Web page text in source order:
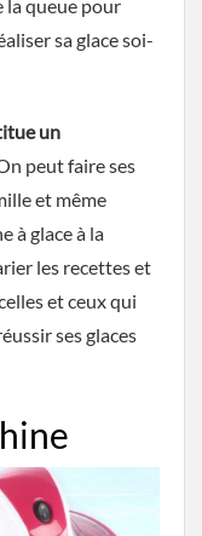
la queue pour
sa glace soi-
un
peut faire ses
et même
à glace à la
les recettes et
et ceux qui
ses glaces